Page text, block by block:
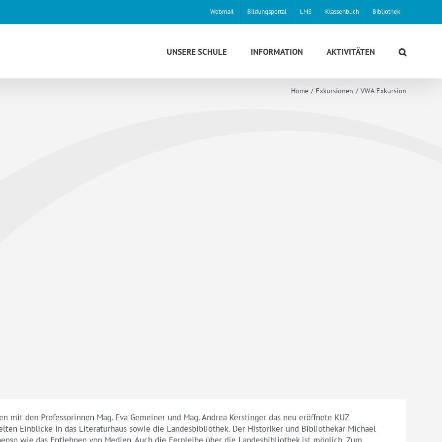
Webmail Bildungsportal LMS Klassenbuch Bibliothek
UNSERE SCHULE INFORMATION AKTIVITÄTEN
Home Exkursionen VWA-Exkursion
mit den Professorinnen Mag. Eva Gemeiner und Mag. Andrea Kerstinger das neu eröffnete KUZ
Einblicke in das Literaturhaus sowie die Landesbibliothek. Der Historiker und Bibliothekar Michael
wie das Entlehnen von Medien. Auch die Fernleihe über die Landesbibliothek ist möglich. Zum